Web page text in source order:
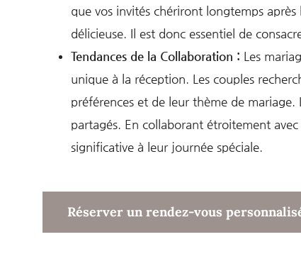
que vos invités chériront longtemps
délicieuse. Il est donc essentiel de
Tendances de la Collaboration : Les
unique à la réception. Les couples
préférences et de leur thème de
partagés. En collaborant étroitement
significative à leur journée spéciale.
Réserver un rendez-vous